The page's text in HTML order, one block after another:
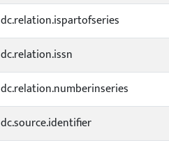
dc.relation.ispartofseries
dc.relation.issn
dc.relation.numberinseries
dc.source.identifier